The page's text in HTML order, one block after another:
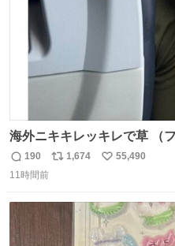
海外ニキキレッキレで草 （
あるため）
返
信
190
リ
1,674
い
数
55,490
11時間前